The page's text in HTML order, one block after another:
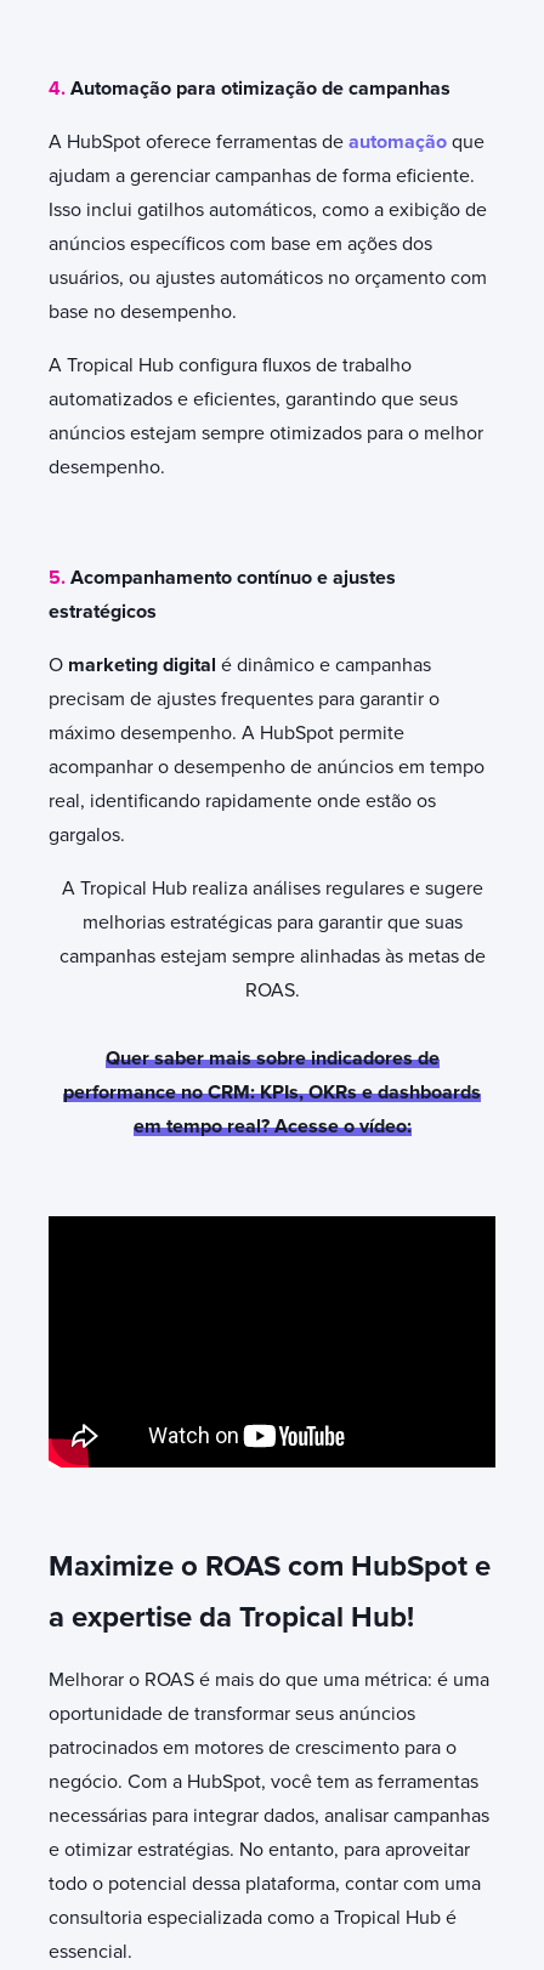
4. Automação para otimização de campanhas
A HubSpot oferece ferramentas de automação que
ajudam a gerenciar campanhas de forma eficiente.
Isso inclui gatilhos automáticos, como a exibição de
anúncios específicos com base em ações dos
usuários, ou ajustes automáticos no orçamento com
base no desempenho.
A Tropical Hub configura fluxos de trabalho
automatizados e eficientes, garantindo que seus
anúncios estejam sempre otimizados para o melhor
desempenho.
5. Acompanhamento contínuo e ajustes
estratégicos
O marketing digital é dinâmico e campanhas
precisam de ajustes frequentes para garantir o
máximo desempenho. A HubSpot permite
acompanhar o desempenho de anúncios em tempo
real, identificando rapidamente onde estão os
gargalos.
A Tropical Hub realiza análises regulares e sugere
melhorias estratégicas para garantir que suas
campanhas estejam sempre alinhadas às metas de
ROAS.
Quer saber mais sobre indicadores de
performance no CRM:KPIs, OKRs e dashboards
em tempo real? Acesse o vídeo:
Maximize o ROAS com HubSpot e
a expertise da Tropical Hub!
Melhorar o ROAS é mais do que uma métrica: é uma
oportunidade de transformar seus anúncios
patrocinados em motores de crescimento para o
negócio. Com a HubSpot, você tem as ferramentas
necessárias para integrar dados, analisar campanhas
e otimizar estratégias. No entanto, para aproveitar
todo o potencial dessa plataforma, contar com uma
consultoria especializada como a Tropical Hub é
essencial.